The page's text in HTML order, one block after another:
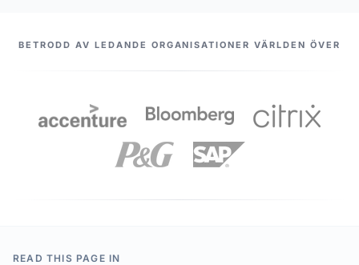
VÅRA PARTNERS
BETRODD AV LEDANDE ORGANISATIONER VÄRLDEN ÖVER
READ THIS PAGE IN